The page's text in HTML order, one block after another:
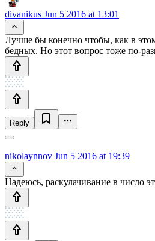
divanikus Jun 5 2016 at 13:01
Лучше бы конечно чтобы, как в
бедных. Но этот вопрос тоже по-
Reply
nikolaynnov Jun 5 2016 at 19:39
Надеюсь, раскулачивание в число